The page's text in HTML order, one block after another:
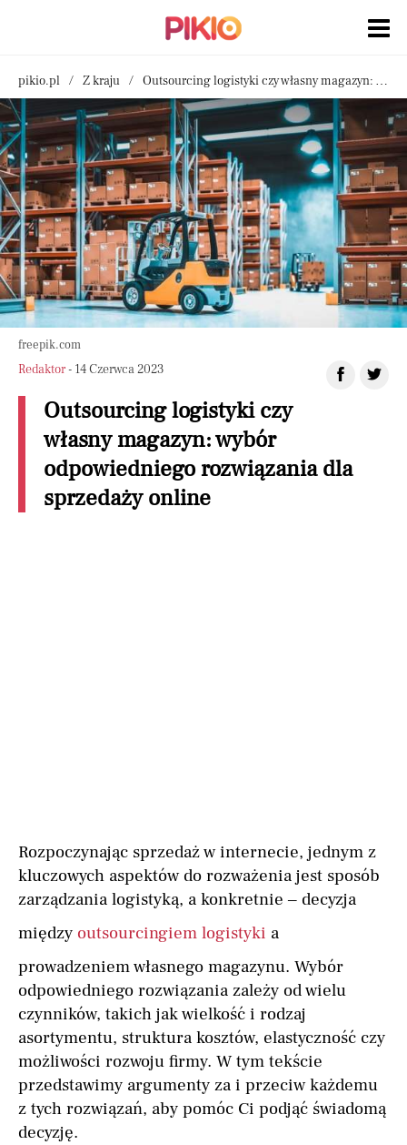
pikio.pl Z kraju Outsourcing logistyki czy własny magazyn: wybór odpowiedniego rozwiązania dla sprzedaży online
freepik.com
Redaktor- 14 Czerwca 2023
Outsourcing logistyki czy
własny magazyn: wybór
odpowiedniego rozwiązania dla
sprzedaży online
Rozpoczynając sprzedaż w internecie, jednym z
kluczowych aspektów do rozważenia jest sposób
zarządzania logistyką, a konkretnie – decyzja
między outsourcingiem logistyki a
prowadzeniem własnego magazynu. Wybór
odpowiedniego rozwiązania zależy od wielu
czynników, takich jak wielkość i rodzaj
asortymentu, struktura kosztów, elastyczność czy
możliwości rozwoju firmy. W tym tekście
przedstawimy argumenty za i przeciw każdemu
z tych rozwiązań, aby pomóc Ci podjąć świadomą
decyzję.